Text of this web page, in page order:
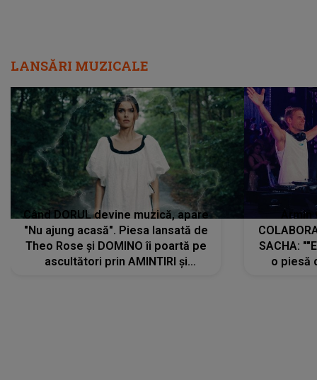
LANSĂRI MUZICALE
Când DORUL devine muzică, apare
"Nu ajung acasă". Piesa lansată de
Theo Rose și DOMINO îi poartă pe
ascultători prin AMINTIRI și
SACHA:
o piesă